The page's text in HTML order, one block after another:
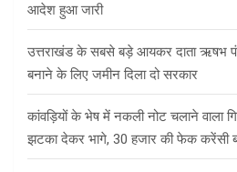
आदेश हुआ जारी
उत्तराखंड के सबसे बड़े आयकर दाता ऋषभ
बनाने के लिए जमीन दिला दो सरकार
कांवड़ियों के भेष में नकली नोट चलाने वाला
झटका देकर भागे, 30 हजार की फेक करेंसी